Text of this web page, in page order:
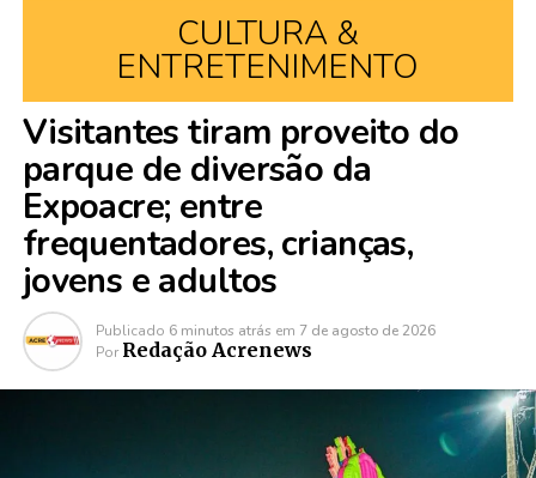
CULTURA &
ENTRETENIMENTO
Visitantes tiram proveito do
parque de diversão da
Expoacre; entre
frequentadores, crianças,
jovens e adultos
Publicado 6 minutos atrás em 7 de agosto de 2026
Por Redação Acrenews